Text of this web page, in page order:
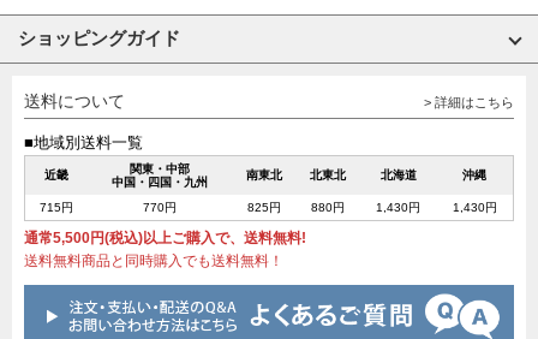
ショッピングガイド
送料について > 詳細はこちら
■地域別送料一覧
近畿
関東・中部
中国・四国・九州
南東北 北東北 北海道 沖縄
715円 770円 825円 880円 1,430円 1,430円
通常5,500円(税込)以上ご購入で、送料無料!
送料無料商品と同時購入でも送料無料！